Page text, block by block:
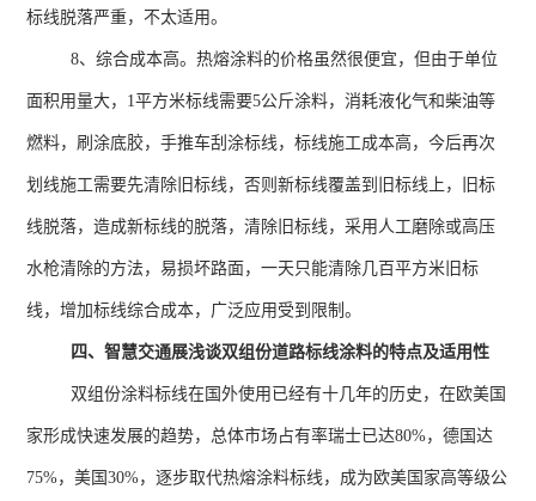
标线脱落严重，不太适用。
8、综合成本高。热熔涂料的价格虽然很便宜，但由于单位
面积用量大， 1平方米标线需要5公斤涂料，消耗液化气和柴油等
燃料，刷涂底胶，手推车刮涂标线，标线施工成本高，今后再次
划线施工需要先清除旧标线，否则新标线覆盖到旧标线上，旧标
线脱落，造成新标线的脱落，清除旧标线，采用人工磨除或高压
水枪清除的方法，易损坏路面，一天只能清除几百平方米旧标
线，增加标线综合成本，广泛应用受到限制。
四、智慧交通展浅谈双组份道路标线涂料的特点及适用性
双组份涂料标线在国外使用已经有十几年的历史，在欧美国
家形成快速发展的趋势，总体市场占有率瑞士已达80%，德国达
75%，美国 30%，逐步取代热熔涂料标线，成为欧美国家高等级公